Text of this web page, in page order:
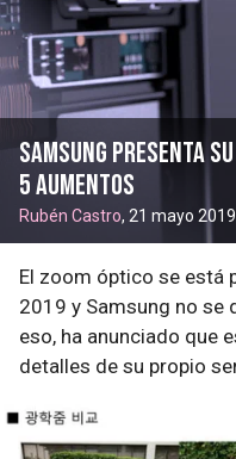
Samsung presenta
5 aumentos
Rubén Castro, 21 mayo 2019
El zoom óptico se está
2019 y Samsung no se
eso, ha anunciado que
detalles de su propio